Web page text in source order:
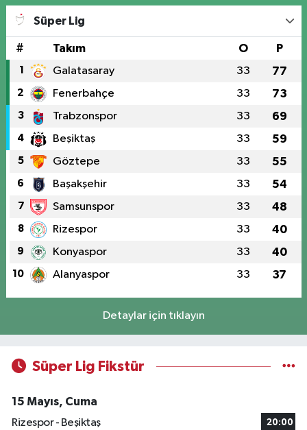
Süper Lig
# Takım O P
1 Galatasaray 33 77
2 Fenerbahçe 33 73
3 Trabzonspor 33 69
4 Beşiktaş 33 59
5 Göztepe 33 55
6 Başakşehir 33 54
7 Samsunspor 33 48
8 Rizespor 33 40
9 Konyaspor 33 40
10 Alanyaspor 33 37
Detaylar için tıklayın
Süper Lig Fikstür
15 Mayıs, Cuma
Rizespor - Beşiktaş
20:00